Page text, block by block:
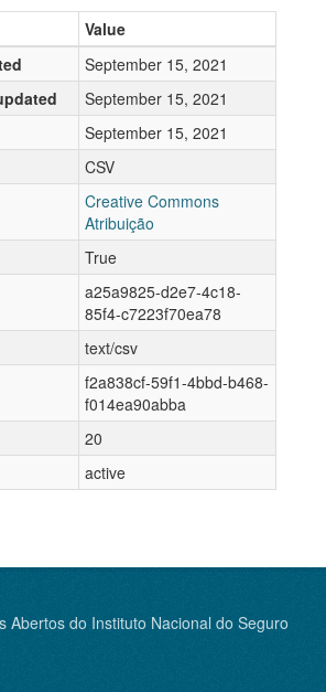
Value
September 15, 2021
September 15, 2021
September 15, 2021
CSV
Creative Commons
Atribuição
True
a25a9825-d2e7-4c18-
85f4-c7223f70ea78
text/csv
f2a838cf-59f1-4bbd-b468-
f014ea90abba
20
active
Abertos do Instituto Nacional do Seguro